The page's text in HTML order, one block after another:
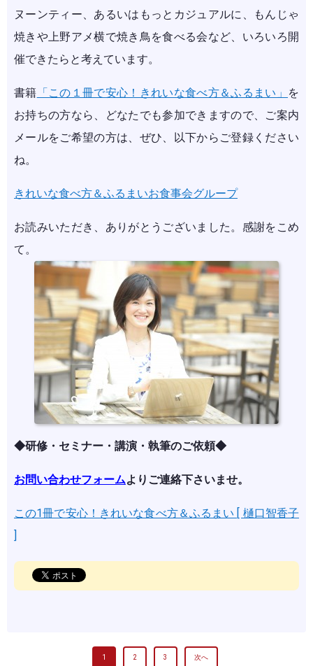
ヌーンティー、あるいはもっとカジュアルに、もんじゃ
焼きや上野アメ横で焼き鳥を食べる会など、いろいろ開
催できたらと考えています。
書籍 「この１冊で安心！きれいな食べ方＆ふるまい」 を
お持ちの方なら、どなたでも参加できますので、ご案内
メールをご希望の方は、ぜひ、以下からご登録ください
ね。
きれいな食べ方＆ふるまいお食事会グループ
お読みいただき、ありがとうございました。感謝をこめ
て。
◆研修・セミナー・講演・執筆のご依頼◆
お問い合わせフォームよりご連絡下さいませ。
この1冊で安心！きれいな食べ方＆ふるまい [ 樋口智香子
1 2 3 次へ